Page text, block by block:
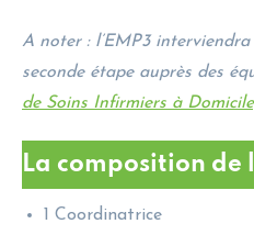
A noter : l’EMP3
seconde étape auprès des
de Soins Infirmiers à
La composition de
1 Coordinatrice